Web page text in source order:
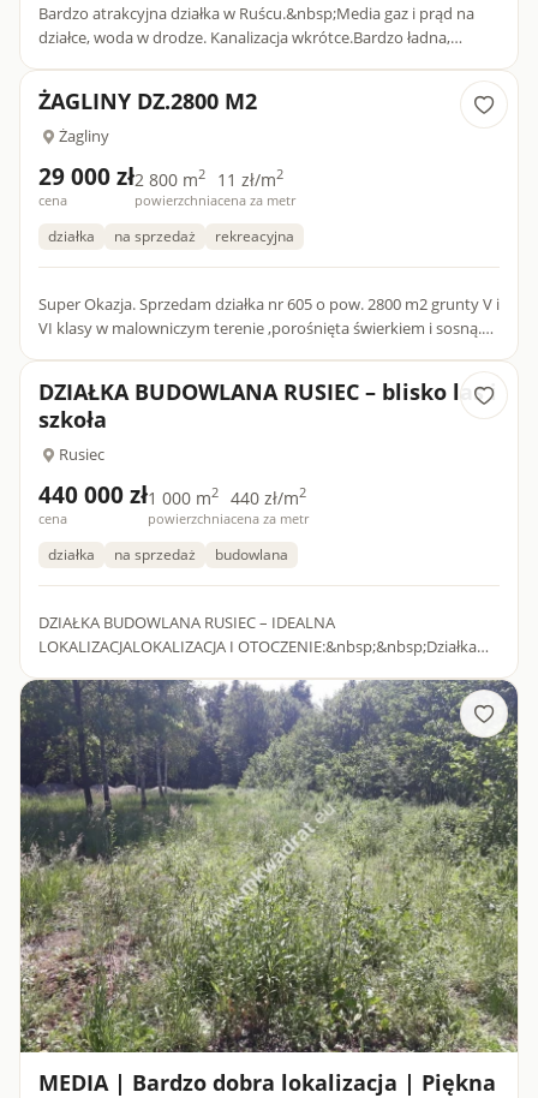
Bardzo atrakcyjna działka w Ruścu.&nbsp;Media gaz i prąd na
działce, woda w drodze. Kanalizacja wkrótce.Bardzo ładna,
Nadar...
ŻAGLINY DZ.2800 M2
Żagliny
29 000 zł
cena
2 800 m2
powierzchnia
11 zł/m2
cena za metr
działka na sprzedaż rekreacyjna
Super Okazja. Sprzedam działka nr 605 o pow. 2800 m2 grunty V i
VI klasy w malowniczym terenie ,porośnięta świerkiem i sosną.
DZIAŁKA BUDOWLANA RUSIEC – blisko las i
szkoła
Rusiec
440 000 zł
cena
1 000 m2
powierzchnia
440 zł/m2
cena za metr
działka na sprzedaż budowlana
DZIAŁKA BUDOWLANA RUSIEC – IDEALNA
LOKALIZACJALOKALIZACJA I OTOCZENIE:&nbsp;&nbsp;Działka
odległości od szkoły. Usytuowana...
MEDIA | Bardzo dobra lokalizacja | Piękna